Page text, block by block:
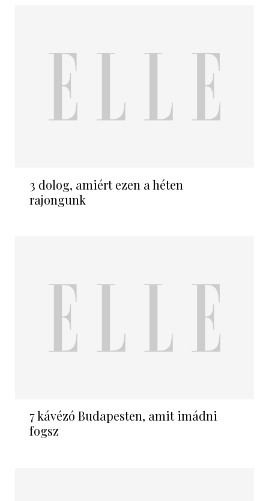
3 dolog, amiért ezen a héten
rajongunk
7 kávézó Budapesten, amit imádni
fogsz